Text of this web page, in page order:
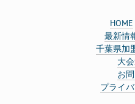
HOME
最新情
千葉県加
大
お
プライ